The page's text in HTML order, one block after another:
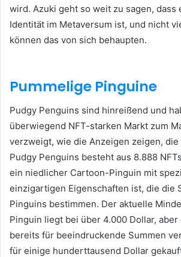
wird. Azuki geht so weit zu sagen, dass
Identität im Metaversum ist, und nicht
können das von sich behaupten.
Pummelige Pinguine
Pudgy Penguins sind hinreißend und
überwiegend NFT-starken Markt zum
verzweigt, wie die Anzeigen zeigen, die
Pudgy Penguins besteht aus 8.888
ein niedlicher Cartoon-Pinguin mit
einzigartigen Eigenschaften ist, die die
Pinguins bestimmen. Der aktuelle
Pinguin liegt bei über 4.000 Dollar,
bereits für beeindruckende Summen
für einige hunderttausend Dollar